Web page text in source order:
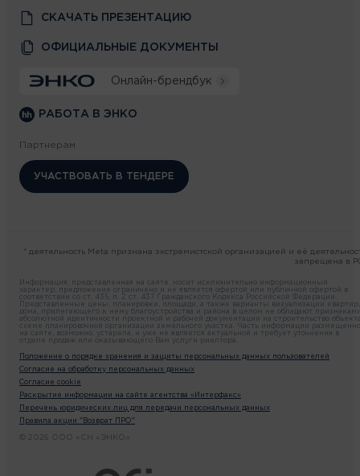
СКАЧАТЬ ПРЕЗЕНТАЦИЮ
ОФИЦИАЛЬНЫЕ ДОКУМЕНТЫ
Онлайн-брендбук
РАБОТА В ЭНКО
Партнерам
УЧАСТВОВАТЬ В ТЕНДЕРЕ
* деятельность Meta признана экстремистской организацией и её
запрещена в
Информация, представленная на сайте, носит исключительно информационный
характер, предложение ограничено и не является офертой или публичной офертой в
соответствии со ст. 435, п. 2 ст. 437 Гражданского Кодекса Российской Федерации.
Представленные цены, планировки, площади, а также варианты визуализации квартир,
дома, прилегающего к нему благоустройства и района в целом не обладают
абсолютной идентичности проектной и рабочей документации на строительство
схеме планировочной организации земельного участка. Часть информации
на сайте, возможно, устарела, и уже не является актуальной и требует уточнения в
отделе продаж или оказывающего Вам услуги риелтора.
Положение о порядке хранения и защиты персональных данных пользователей
Согласие на обработку персональных данных
Согласие cookie
Раскрытие информации на сайте агентства «Интерфакс»
Перечень юридических лиц для передачи персональных данных
Правила акции "Возврат ПРО"
© 2026 ООО «СН «ЭНКО»